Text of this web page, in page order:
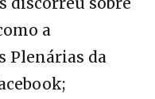
a
Plenárias da